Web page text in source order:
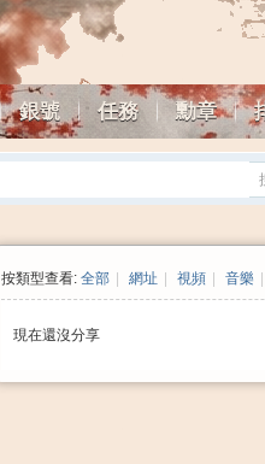
銀號 任務 勳章
按類型查看: 全部 網址 視頻 音樂
現在還沒分享